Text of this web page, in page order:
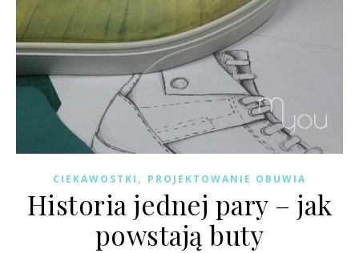
CIEKAWOSTKI , PROJEKTOWANIE OBUWIA
Historia jednej pary – jak
powstają buty